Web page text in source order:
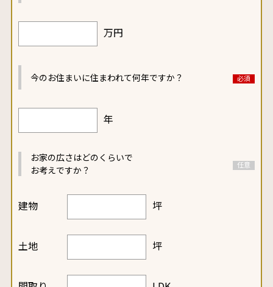
万円
今のお住まいに住まわれて何年ですか？
年
お家の広さはどのくらいで
お考えですか？
建物 坪
土地 坪